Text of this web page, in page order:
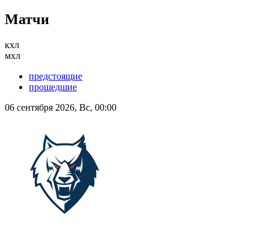
Матчи
кхл
мхл
предстоящие
прошедшие
06 сентября 2026, Вс, 00:00